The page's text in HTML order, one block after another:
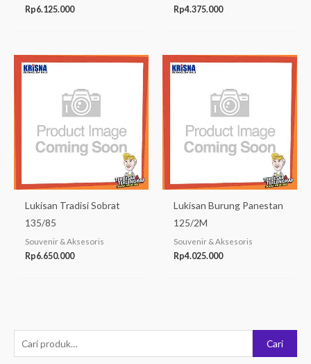
e
Cari
Rp6.125.000 Rp4.375.000
Lukisan Tradisi Sobrat
135/85
Souvenir & Aksesoris
Rp6.650.000
Lukisan Burung Panestan
125/2M
Souvenir & Aksesoris
Rp4.025.000